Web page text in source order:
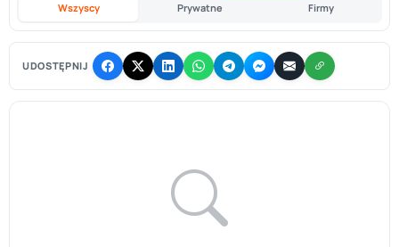
Wszyscy Prywatne Firmy
UDOSTĘPNIJ